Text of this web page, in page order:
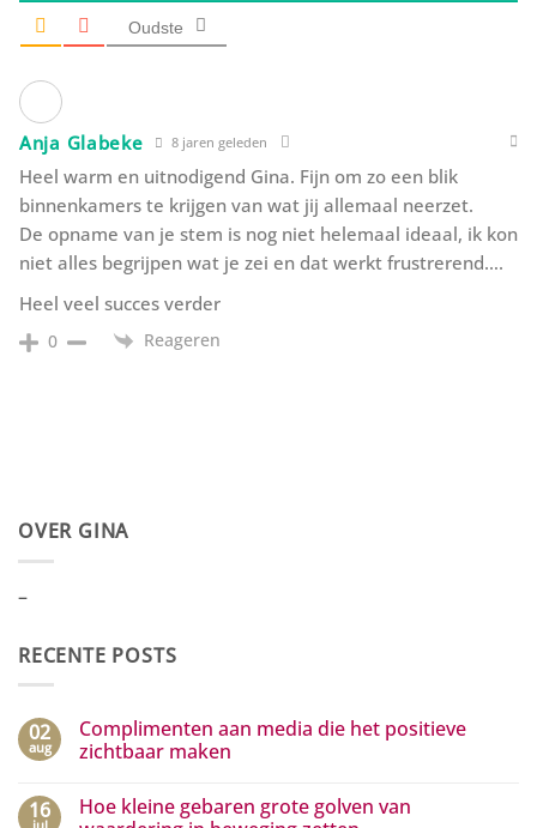
Oudste
Anja Glabeke 8 jaren geleden
Heel warm en uitnodigend Gina. Fijn om zo een blik
binnenkamers te krijgen van wat jij allemaal neerzet.
De opname van je stem is nog niet helemaal ideaal, ik kon
niet alles begrijpen wat je zei en dat werkt frustrerend….
Heel veel succes verder
0 Reageren
OVER GINA
–
RECENTE POSTS
02
aug
Complimenten aan media die het positieve
zichtbaar maken
op
Complimenten
16
Hoe kleine gebaren grote golven van